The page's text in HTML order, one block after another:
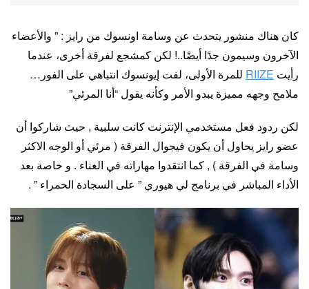
كان هناك منشور يتحدث عن وسامة اونسوك من رايز : ” والأعضاء
الآخرون وسيمون جدًا أيضًا..! لكن كمشجع لفرقة أخرى، عندما
رأيت RIIZE للمرة الأولى، لفت إيونسوك انتباهي على الفور…
ملامح وجهه مميزة يبدو الأمر وكأنه يقول “أنا المرئي”
لكن ردود فعل مستخدمي الإنترنت كانت سلبية , حيث شاركوا أن
عضو رايز يحاول أن يكون فيجوال الفرقة ( مرئي أو الوجه الاكثر
وسامة في الفرقة ) , كما انتقدوا مهاراته في الغناء . و خاصة بعد
الأداء المباشر في برنامج لي هيوري ” على السجادة الحمراء ” .